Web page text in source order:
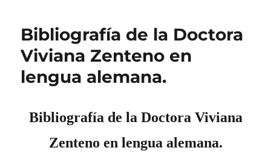
Bibliografía de la Doctora
Viviana Zenteno en
lengua alemana.
Bibliografía de la Doctora Viviana
Zenteno en lengua alemana.